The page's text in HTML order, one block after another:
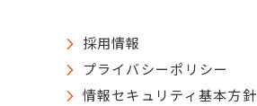
採用情報
プライバシーポリシー
情報セキュリティ基本方針